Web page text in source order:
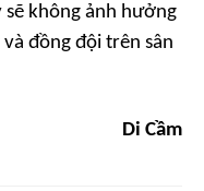
không ảnh hưởng
đồng đội trên sân
Di Cầm